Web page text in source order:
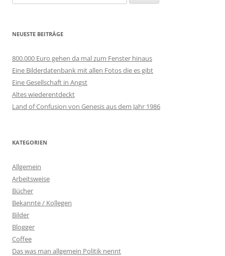
nach:
NEUESTE BEITRÄGE
800.000 Euro gehen da mal zum Fenster hinaus
Eine Bilderdatenbank mit allen Fotos die es gibt
Eine Gesellschaft in Angst
Altes wiederentdeckt
Land of Confusion von Genesis aus dem Jahr 1986
KATEGORIEN
Allgemein
Arbeitsweise
Bücher
Bekannte / Kollegen
Bilder
Blogger
Coffee
Das was man allgemein Politik nennt